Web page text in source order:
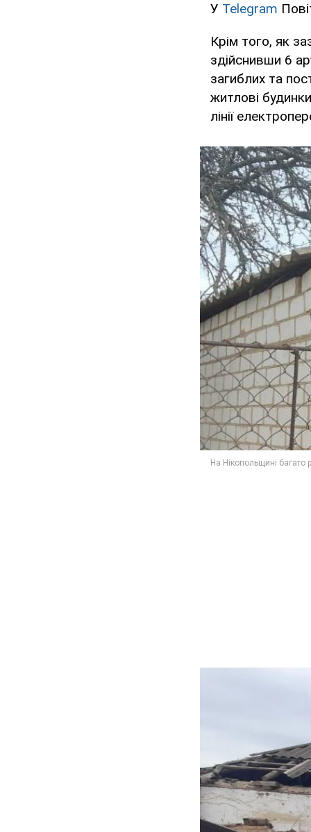
У Telegram
Крім того, як
здійснивши 6
загиблих та
житлові
лінії